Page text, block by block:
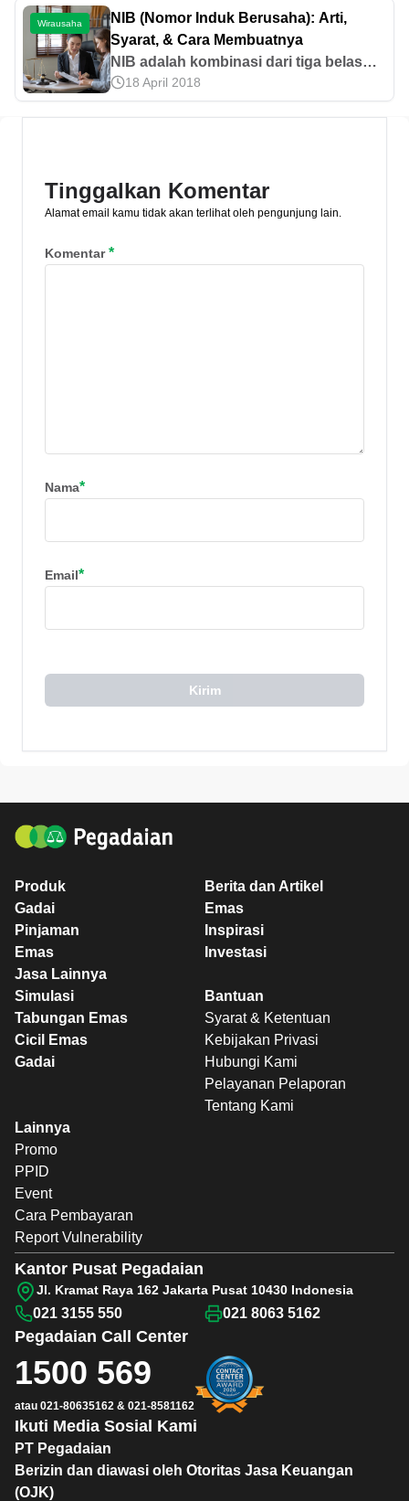
karakteristik, ciri-ciri, dan cara daftarnya
di sini.
Wirausaha
NIB (Nomor Induk Berusaha): Arti,
Syarat, & Cara Membuatnya
NIB adalah kombinasi dari tiga belas
digit angka yang menjadi identitas
pelaku usaha kecil hingga perusahaan
18 April 2018
Tinggalkan Komentar
Alamat email kamu tidak akan terlihat oleh pengunjung lain.
Komentar*
Nama*
Email*
Kirim
Produk
Gadai
Pinjaman
Emas
Jasa Lainnya
Berita dan Artikel
Emas
Inspirasi
Investasi
Simulasi
Tabungan Emas
Cicil Emas
Gadai
Bantuan
Syarat & Ketentuan
Kebijakan Privasi
Hubungi Kami
Pelayanan Pelaporan
Tentang Kami
Lainnya
Promo
PPID
Event
Cara Pembayaran
Report Vulnerability
PT Pegadaian
Berizin dan diawasi oleh Otoritas Jasa Keuangan
(OJK)
Ikuti Media Sosial Kami
Pegadaian Call Center
1500 569
atau 021-80635162 & 021-8581162
Kantor Pusat Pegadaian
Jl. Kramat Raya 162 Jakarta Pusat 10430 Indonesia
021 3155 550 021 8063 5162